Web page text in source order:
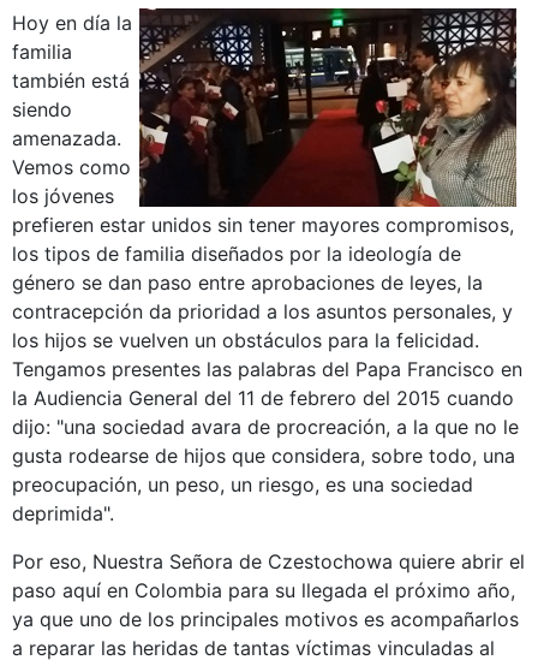
Hoy en día la
familia
también está
siendo
amenazada.
Vemos como
los jóvenes
prefieren estar unidos sin tener mayores compromisos,
los tipos de familia diseñados por la ideología de
género se dan paso entre aprobaciones de leyes, la
contracepción da prioridad a los asuntos personales, y
los hijos se vuelven un obstáculos para la felicidad.
Tengamos presentes las palabras del Papa Francisco en
la Audiencia General del 11 de febrero del 2015 cuando
dijo: "una sociedad avara de procreación, a la que no le
gusta rodearse de hijos que considera, sobre todo, una
preocupación, un peso, un riesgo, es una sociedad
deprimida".
Por eso, Nuestra Señora de Czestochowa quiere abrir el
paso aquí en Colombia para su llegada el próximo año,
ya que uno de los principales motivos es acompañarlos
a reparar las heridas de tantas víctimas vinculadas al